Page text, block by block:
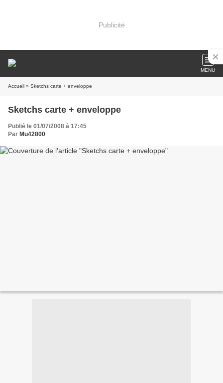
Publicité
MENU
Accueil » Sketchs carte + enveloppe
Sketchs carte + enveloppe
Publié le 01/07/2008 à 17:45
Par Mu42800